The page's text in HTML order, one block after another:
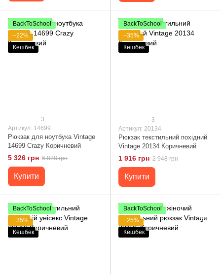
BackToSchool
−22%
Кешбек
3
Артикул: 14699
Рюкзак для ноутбука Vintage
14699 Crazy Коричневий
5 326 грн 6 828 грн
Купити
BackToSchool
−35%
Кешбек
3
Артикул: 20134
Рюкзак текстильний похідний
Vintage 20134 Коричневий
1 916 грн 2 948 грн
Купити
BackToSchool
−35%
Кешбек
BackToSchool
−25%
Кешбек